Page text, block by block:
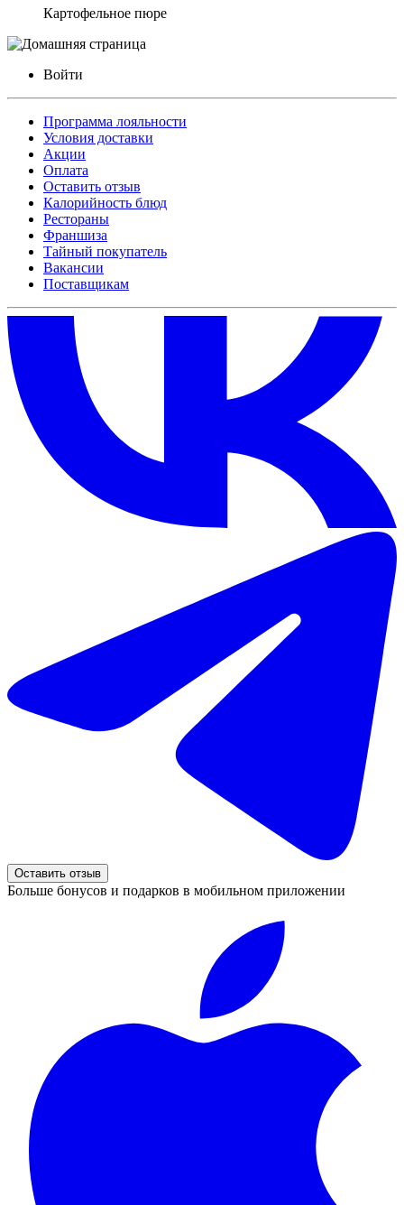
Картофельное пюре
Войти
Программа лояльности
Условия доставки
Акции
Оплата
Оставить отзыв
Калорийность блюд
Рестораны
Франшиза
Тайный покупатель
Вакансии
Поставщикам
Оставить отзыв
Больше бонусов и подарков в мобильном приложении